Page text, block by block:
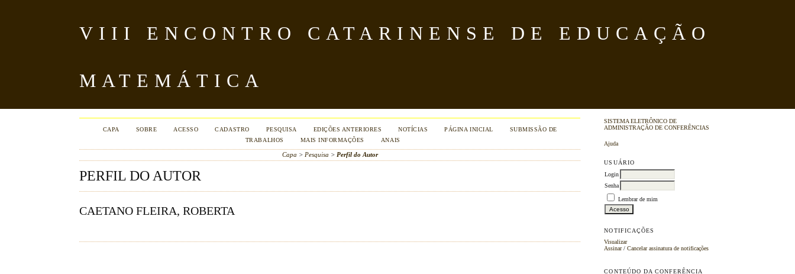
VIII ENCONTRO CATARINENSE DE EDUCAÇÃO
MATEMÁTICA
SISTEMA ELETRÔNICO DE
ADMINISTRAÇÃO DE CONFERÊNCIAS
Ajuda
USUÁRIO
Login
Senha
Lembrar de mim
NOTIFICAÇÕES
Visualizar
Assinar/Cancelar assinatura de notificações
CONTEÚDO DA CONFERÊNCIA
CAPA SOBRE ACESSO CADASTRO PESQUISA EDIÇÕES ANTERIORES NOTÍCIAS PÁGINA INICIAL
SUBMISSÃO DE
TRABALHOS
MAIS INFORMAÇÕES ANAIS
Capa > Pesquisa > Perfil do Autor
PERFIL DO AUTOR
CAETANO FLEIRA, ROBERTA